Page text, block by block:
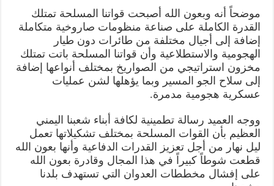
موضحاً أنه وبعون الله أصبحت قواتنا المسلحة تمتلك
القدرة الكاملة على صناعة منظومات صاروخية متكاملة
إضافة إلى أجيال مختلفة من طائرات دون طيار
الهجومية والاستطلاعية وأن قواتنا المسلحة باتت تمتلك
مخزون استراتيجي من الصواريخ بمختلف أنواعها إضافة
إلى سلاح الجو المسير وبما يؤهلها لشن عمليات
عسكرية هجومية مدمرة.
ووجه العميد رسالة تطمينية لكافة أبناء شعبنا اليمني
العظيم بأن القوات المسلحة بمختلف تشكيلاتها تعمل
ليل نهار من أجل تعزيز القدرات الدفاعية وأنها بعون الله
قطعت شوطاً كبيراً في هذا المجال وقادرة بعون الله
على إفشال مخططات العدوان التي تستهدف بلدنا